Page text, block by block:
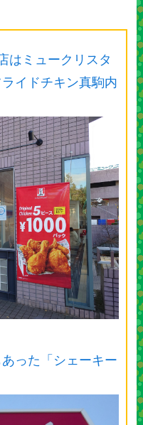
はミュークリスタ
イドチキン真駒内
った「シェーキー